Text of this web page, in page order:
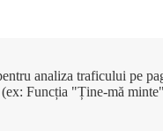
analiza traficului pe
Funcția "Ține-mă